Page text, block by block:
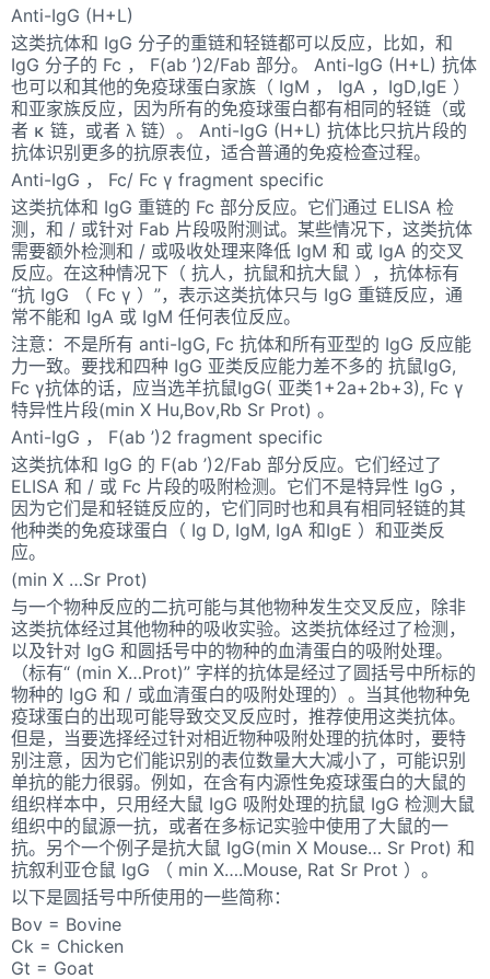
Anti-IgG (H+L)
这类抗体和 IgG 分子的重链和轻链都可以反应，比如，和
IgG 分子的 Fc ， F(ab ’)2/Fab 部分。 Anti-IgG (H+L) 抗体
也可以和其他的免疫球蛋白家族（ IgM ， IgA ，IgD,IgE ）
和亚家族反应，因为所有的免疫球蛋白都有相同的轻链（或
者 κ 链，或者 λ 链）。 Anti-IgG (H+L) 抗体比只抗片段的
抗体识别更多的抗原表位，适合普通的免疫检查过程。
Anti-IgG ， Fc/ Fc γ fragment specific
这类抗体和 IgG 重链的 Fc 部分反应。它们通过 ELISA 检
测，和 / 或针对 Fab 片段吸附测试。某些情况下，这类抗体
需要额外检测和 / 或吸收处理来降低 IgM 和 或 IgA 的交叉
反应。在这种情况下（ 抗人，抗鼠和抗大鼠 ），抗体标有
“抗 IgG （ Fc γ ）”，表示这类抗体只与 IgG 重链反应，通
常不能和 IgA 或 IgM 任何表位反应。
注意：不是所有 anti-IgG, Fc 抗体和所有亚型的 IgG 反应能
力一致。要找和四种 IgG 亚类反应能力差不多的 抗鼠IgG,
Fc γ抗体的话，应当选羊抗鼠IgG( 亚类1+2a+2b+3), Fc γ
特异性片段(min X Hu,Bov,Rb Sr Prot) 。
Anti-IgG ， F(ab ’)2 fragment specific
这类抗体和 IgG 的 F(ab ’)2/Fab 部分反应。它们经过了
ELISA 和 / 或 Fc 片段的吸附检测。它们不是特异性 IgG ，
因为它们是和轻链反应的，它们同时也和具有相同轻链的其
他种类的免疫球蛋白（ Ig D, IgM, IgA 和IgE ）和亚类反
应。
(min X …Sr Prot)
与一个物种反应的二抗可能与其他物种发生交叉反应，除非
这类抗体经过其他物种的吸收实验。这类抗体经过了检测，
以及针对 IgG 和圆括号中的物种的血清蛋白的吸附处理。
（标有“ (min X…Prot)” 字样的抗体是经过了圆括号中所标的
物种的 IgG 和 / 或血清蛋白的吸附处理的）。当其他物种免
疫球蛋白的出现可能导致交叉反应时，推荐使用这类抗体。
但是，当要选择经过针对相近物种吸附处理的抗体时，要特
别注意，因为它们能识别的表位数量大大减小了，可能识别
单抗的能力很弱。例如，在含有内源性免疫球蛋白的大鼠的
组织样本中，只用经大鼠 IgG 吸附处理的抗鼠 IgG 检测大鼠
组织中的鼠源一抗，或者在多标记实验中使用了大鼠的一
抗。另个一个例子是抗大鼠 IgG(min X Mouse… Sr Prot) 和
抗叙利亚仓鼠 IgG （ min X….Mouse, Rat Sr Prot ）。
以下是圆括号中所使用的一些简称：
Bov = Bovine
Ck = Chicken
Gt = Goat